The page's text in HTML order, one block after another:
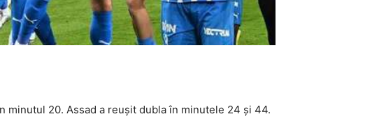
minutul 20. Assad a reușit dubla în minutele 24 și 44.